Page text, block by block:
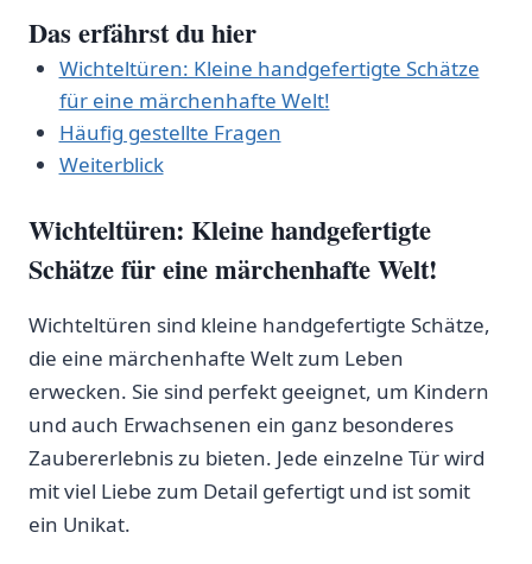
Das erfährst du hier
Wichteltüren: Kleine handgefertigte Schätze
für eine märchenhafte Welt!
Häufig gestellte⁢ Fragen
Weiterblick
Wichteltüren: Kleine handgefertigte
Schätze für eine märchenhafte Welt!
Wichteltüren sind ​kleine handgefertigte Schätze,
die eine märchenhafte ‍Welt zum ⁢Leben
erwecken. ⁤Sie sind perfekt geeignet, um Kindern
und auch Erwachsenen⁣ ein ganz besonderes​
Zaubererlebnis zu bieten. Jede einzelne Tür wird
mit viel Liebe ⁤zum Detail gefertigt und ist ⁣somit‍
ein Unikat.